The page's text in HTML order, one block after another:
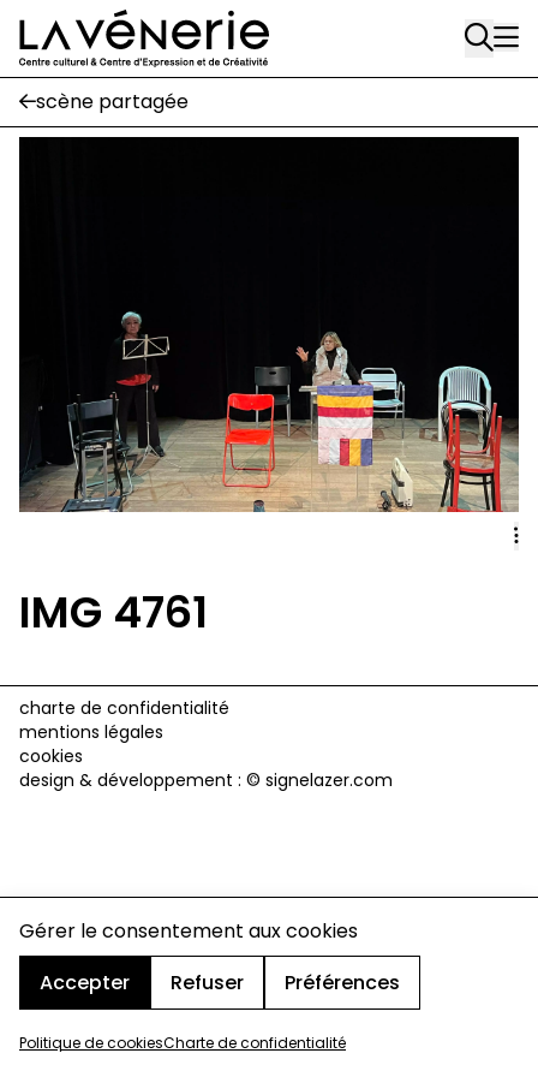
Gérer le consentement aux cookies
Accepter
Refuser Préférences
Politique de cookiesCharte de confidentialité
Aller au contenu principal
Rue Gratès, 3
1170 Watermael-Boitsfort
02 663 85 50
suivez-nous
Journal Vénerie
- version papier
Newsletter
A
scène partagée
IMG 4761
charte de confidentialité
mentions légales
cookies
design & développement : © signelazer.com